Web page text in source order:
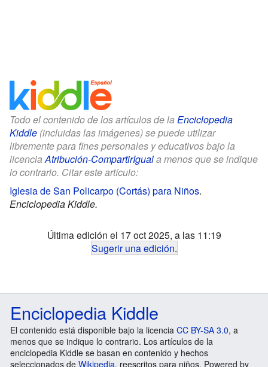
Todo el contenido de los artículos de la Enciclopedia
Kiddle (incluidas las imágenes) se puede utilizar
libremente para fines personales y educativos bajo la
licencia Atribución-CompartirIguala menos que se indique
lo contrario. Citar este artículo:
Iglesia de San Policarpo (Cortás) para Niños.
Enciclopedia Kiddle.
Última edición el 17 oct 2025, a las 11:19
Sugerir una edición.
Enciclopedia Kiddle
El contenido está disponible bajo la licencia CC BY-SA 3.0, a
menos que se indique lo contrario. Los artículos de la
enciclopedia Kiddle se basan en contenido y hechos
seleccionados de Wikipedia, reescritos para niños. Powered by